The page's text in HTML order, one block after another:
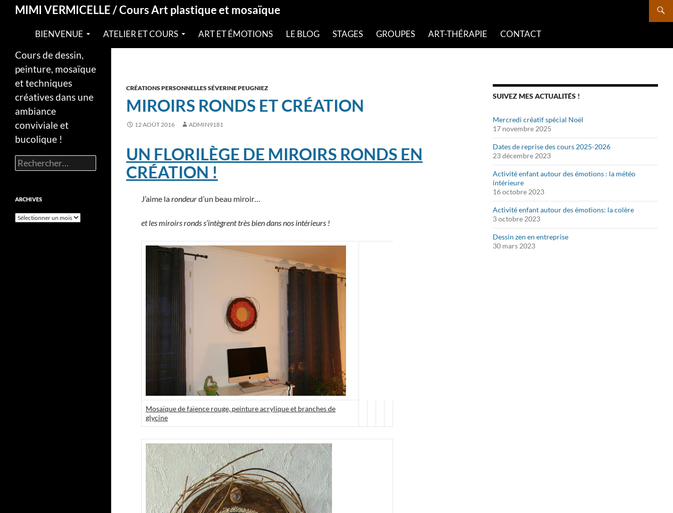
MIMI VERMICELLE / Cours Art plastique et mosaïque
BIENVENUE ATELIER ET COURS ART ET ÉMOTIONS LE BLOG STAGES GROUPES ART-THÉRAPIE CONTACT
CRÉATIONS PERSONNELLES SÉVERINE PEUGNIEZ
MIROIRS RONDS ET CRÉATION
12 AOÛT 2016 ADMIN9181
UN FLORILÈGE DE MIROIRS RONDS EN
CRÉATION !
J’aime larondeurd’un beau miroir…
et les miroirs ronds s’intègrent très bien dans nos intérieurs !
Mosaïque de faïence rouge, peinture acrylique et branches de
glycine
SUIVEZ MES ACTUALITÉS !
Mercredi créatif spécial Noël
17 novembre 2025
Dates de reprise des cours 2025-2026
23 décembre 2023
Activité enfant autour des émotions : la météo
intérieure
16 octobre 2023
Activité enfant autour des émotions: la colère
3 octobre 2023
Dessin zen en entreprise
30 mars 2023
Cours de dessin,
peinture, mosaïque
et techniques
créatives dans une
ambiance
conviviale et
bucolique !
Rechercher :
ARCHIVES
Archives